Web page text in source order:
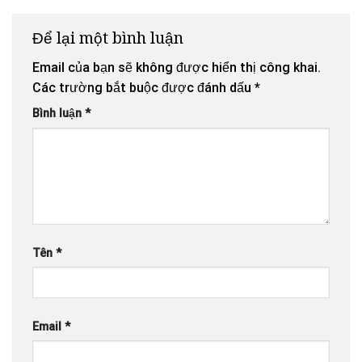
Để lại một bình luận
Email của bạn sẽ không được hiển thị công khai.
Các trường bắt buộc được đánh dấu *
Bình luận *
Tên *
Email *